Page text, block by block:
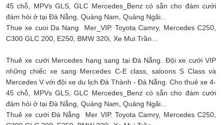
45 chỗ, MPVs GLS, GLC Mercedes_Benz có sẵn cho đám cưới
đám hỏi ở tại Đà Nẵng, Quảng Nam, Quảng Ngãi...
Thue xe cuoi Da Nang Mer_VIP. Toyota Camry, Mercedes C250,
C300 GLC 200, E250, BMW 320i, Xe Mui Trần…
Thuê xe cưới Mercedes hạng sang tại Đà Nẵng. Đội xe cưới VIP
những chiếc xe sang Mercedes C-E class, saloons S Class và
Mercedes V với đội xe du lịch Đà Thành - Đà Nẵng. Cho thuê xe 4-
45 chỗ, MPVs GLS, GLC Mercedes_Benz có sẵn cho đám cưới
đám hỏi ở tại Đà Nẵng, Quảng Nam, Quảng Ngãi...
Thuê xe cưới Đà Nẵng Mer VIP. Toyota Camry, Mercedes C250,